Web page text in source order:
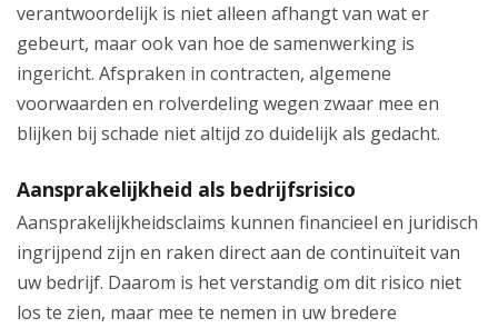
verantwoordelijk is niet alleen afhangt van wat er
gebeurt, maar ook van hoe de samenwerking is
ingericht. Afspraken in contracten, algemene
voorwaarden en rolverdeling wegen zwaar mee en
blijken bij schade niet altijd zo duidelijk als gedacht.
Aansprakelijkheid als bedrijfsrisico
Aansprakelijkheidsclaims kunnen financieel en juridisch
ingrijpend zijn en raken direct aan de continuïteit van
uw bedrijf. Daarom is het verstandig om dit risico niet
los te zien, maar mee te nemen in uw bredere